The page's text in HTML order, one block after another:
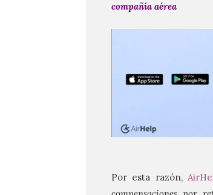
compañía aérea
Por esta razón,